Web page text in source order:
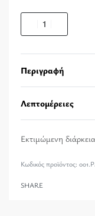
Περιγραφή
Λεπτομέρειες
Εκτιμώμενη
SHARE